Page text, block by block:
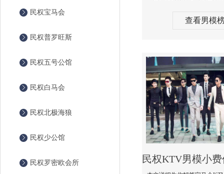
民权宝马会
民权普罗旺斯
民权五号公馆
民权白马会
民权北极海狼
民权少公馆
民权罗密欧会所
查看男模